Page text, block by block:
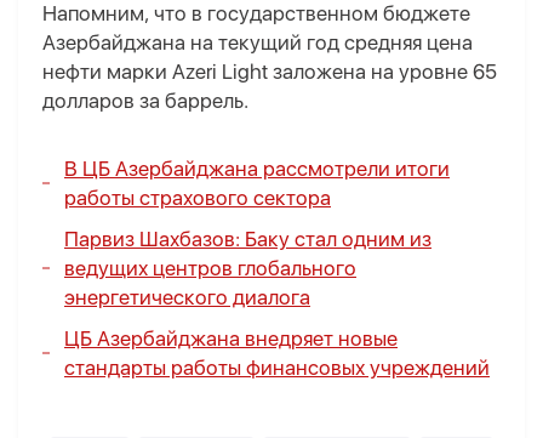
Напомним, что в государственном бюджете
Азербайджана на текущий год средняя цена
нефти марки Azeri Light заложена на уровне 65
долларов за баррель.
В ЦБ Азербайджана рассмотрели итоги
работы страхового сектора
Парвиз Шахбазов: Баку стал одним из
ведущих центров глобального
энергетического диалога
ЦБ Азербайджана внедряет новые
стандарты работы финансовых учреждений